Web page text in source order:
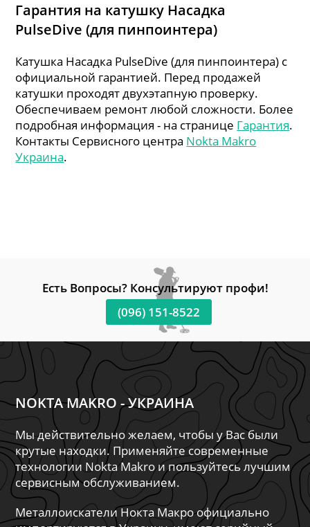
Гарантия на катушку Насадка
PulseDive (для пинпоинтера)
Катушка Насадка PulseDive (для пинпоинтера) с
официальной гарантией. Перед продажей
катушки проходят двухэтапную проверку.
Обеспечиваем ремонт любой сложности. Более
подробная информация - на странице Гарантия.
Контакты Сервисного центра Nokta Makro
Украина.
Есть Вопросы? Консультируют профи!
(096) 151-8522
NOKTA MAKRO - УКРАИНА
Мы действительно желаем, чтобы у Вас были
крутые находки. Применяйте современные
технологии Nokta Makro и пользуйтесь лучшим
сервисным обслуживанием.
Металлоискатели Нокта Макро официально